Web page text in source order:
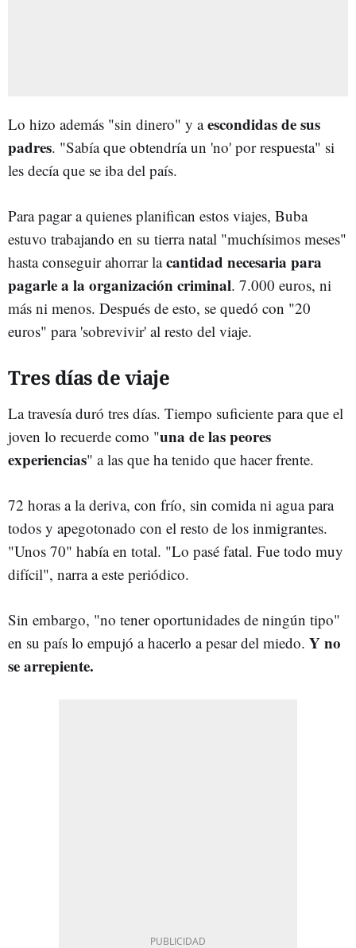
Lo hizo además "sin dinero" y aescondidas de sus
padres. "Sabía que obtendría un 'no' por respuesta" si
les decía que se iba del país.
Para pagar a quienes planifican estos viajes, Buba
estuvo trabajando en su tierra natal "muchísimos meses"
hasta conseguir ahorrar lacantidad necesaria para
pagarle a la organización criminal. 7.000 euros, ni
más ni menos. Después de esto, se quedó con "20
euros" para 'sobrevivir' al resto del viaje.
Tres días de viaje
La travesía duró tres días. Tiempo suficiente para que el
joven lo recuerde como "una de las peores
experiencias" a las que ha tenido que hacer frente.
72 horas a la deriva, con frío, sin comida ni agua para
todos y apegotonado con el resto de los inmigrantes.
"Unos 70" había en total. "Lo pasé fatal. Fue todo muy
difícil", narra a este periódico.
Sin embargo, "no tener oportunidades de ningún tipo"
en su país lo empujó a hacerlo a pesar del miedo. Y no
se arrepiente.